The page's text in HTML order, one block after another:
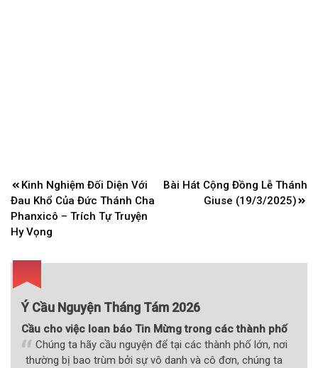
Điều
hướng
bài
viết
Kinh Nghiệm Đối Diện Với
Đau Khổ Của Đức Thánh Cha
Phanxicô – Trích Tự Truyện
Hy Vọng
Bài Hát Cộng Đồng Lễ Thánh
Giuse (19/3/2025)
Ý Cầu Nguyện Tháng Tám 2026
Cầu cho việc loan báo Tin Mừng trong các thành phố
Chúng ta hãy cầu nguyện để tại các thành phố lớn, nơi
thường bị bao trùm bởi sự vô danh và cô đơn, chúng ta